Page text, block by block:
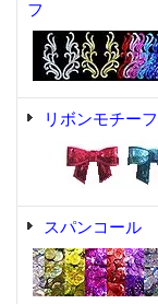
フ
リボンモチーフ
スパンコール